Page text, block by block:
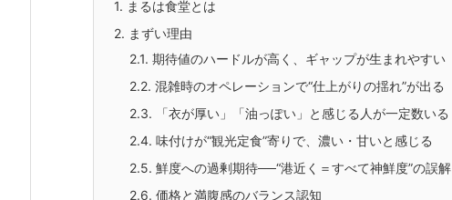
1. まるは食堂とは
2. まずい理由
2.1. 期待値のハードルが高く、ギャップが生まれやすい
2.2. 混雑時のオペレーションで“仕上がりの揺れ”が出る
2.3. 「衣が厚い」「油っぽい」と感じる人が一定数いる
2.4. 味付けが“観光定食”寄りで、濃い・甘いと感じる
2.5. 鮮度への過剰期待──“港近く＝すべて神鮮度”の誤解
2.6. 価格と満腹感のバランス認知